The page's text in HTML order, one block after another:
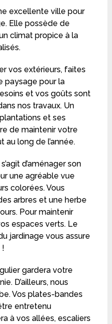
excellente ville pour
Elle possède de
climat propice à la
vos extérieurs, faites
paysage pour la
et vos goûts sont
nos travaux. Un
et ses
de maintenir votre
au long de l’année.
d’aménager son
une agréable vue
colorées. Vous
arbres et une herbe
Pour maintenir
espaces verts. Le
jardinage vous assure
!
gardera votre
D’ailleurs, nous
Vos plates-bandes
entretenu
à vos allées, escaliers